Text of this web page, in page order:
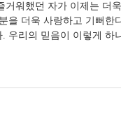
거워했던 자가 이제는 더
을 더욱 사랑하고 기뻐한
. 우리의 믿음이 이렇게 하